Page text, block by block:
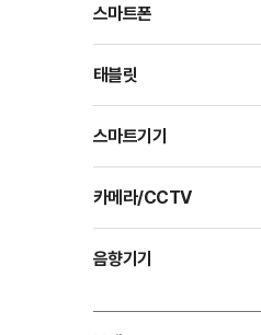
스마트폰
태블릿
스마트기기
카메라/CCTV
음향기기